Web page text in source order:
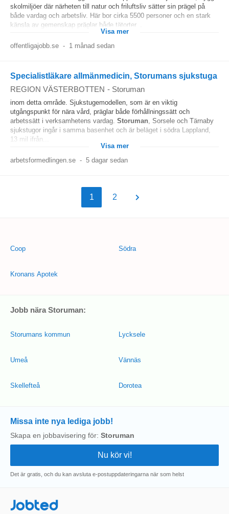
skolmiljöer där närheten till natur och friluftsliv sätter sin prägel på
både vardag och arbetsliv. Här bor cirka 5500 personer och en stark
känsla av gemenskap präglar både tätorter...
Visa mer
offentligajobb.se - 1 månad sedan
Specialistläkare allmänmedicin, Storumans sjukstuga
REGION VÄSTERBOTTEN - Storuman
inom detta område. Sjukstugemodellen, som är en viktig
utgångspunkt för nära vård, präglar både förhållningssätt och
arbetssätt i verksamhetens vardag. Storuman, Sorsele och Tärnaby
sjukstugor ingår i samma basenhet och är beläget i södra Lappland,
13 mil ifrån...
Visa mer
arbetsformedlingen.se - 5 dagar sedan
1 2
Coop
Kronans Apotek
Södra
Jobb nära Storuman:
Storumans kommun
Umeå
Skellefteå
Lycksele
Vännäs
Dorotea
Missa inte nya lediga jobb!
Skapa en jobbavisering för: Storuman
Det är gratis, och du kan avsluta e-postuppdateringarna när som helst
Jobted